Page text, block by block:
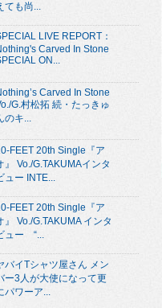
ても尚...
LIVE REPORT：
Carved In Stone
ON...
Carved In Stone
G.村松拓 続・たっきゅ
のキ...
FEET 20th Single『ア
』 Vo./G.TAKUMAインタ
ュー INTE...
FEET 20th Single『ア
』 Vo./G.TAKUMA インタ
ュー “...
バイTシャツ屋さん メン
ー3人が大使になって更
パワーア...